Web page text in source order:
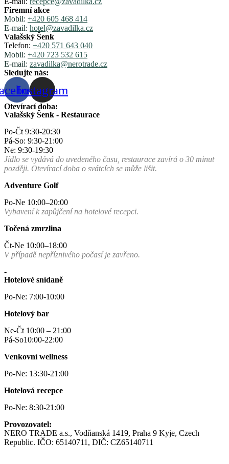
Firemní akce
Mobil: +420 605 468 414
E-mail: hotel@zavadilka.cz
Valašský Šenk
Telefon: +420 571 643 040
Mobil: +420 723 532 615
E-mail: zavadilka@nerotrade.cz
Sledujte nás:
Instagram
Otevírací doba:
Valašský Šenk - Restaurace
Po-Čt 9:30-20:30
Pá-So: 9:30-21:00
Ne: 9:30-19:30
Jídlo se vydává do uvedeného času, restaurace zavírá o 30 minut
později. Otevírací doba o svátcích se může lišit.
Adventure Golf
Po-Ne 10:00–20:00
Vybavení k zapůjčení na hotelové recepci.
Točená zmrzlina
Čt-Ne 10:00–18:00
V případě nepříznivého počasí je zavřeno.
-
Hotelové snídaně
Po-Ne: 7:00-10:00
Hotelový bar
Ne-Čt 10:00 – 21:00
Pá-So10:00-22:00
Venkovní wellness
Po-Ne: 13:30-21:00
Hotelová recepce
Po-Ne: 8:30-21:00
Provozovatel:
NERO TRADE a.s., Vodňanská 1419, Praha 9 Kyje, Czech
Republic. IČO: 65140711, DIČ: CZ65140711